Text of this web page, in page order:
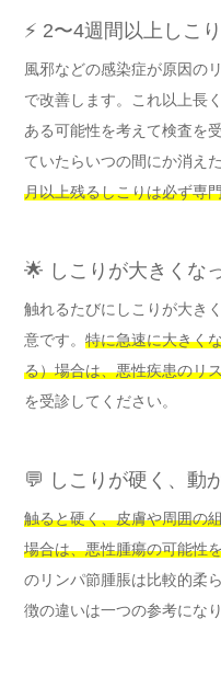
⚡ 2〜4週間以上しこ
風邪などの感染症が原因の
で改善します。これ以上長
ある可能性を考えて検査を
ていたらいつの間にか消え
月以上残るしこりは必ず専
🌟 しこりが大きくな
触れるたびにしこりが大き
意です。 特に急速に大きく
る）場合は、悪性疾患のリ
を受診してください。
💬 しこりが硬く、動
触ると硬く、皮膚や周囲の
場合は、悪性腫瘍の可能性
のリンパ節腫脹は比較的柔
徴の違いは一つの参考になり